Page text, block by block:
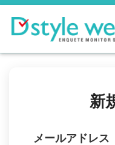
新
メールアドレス